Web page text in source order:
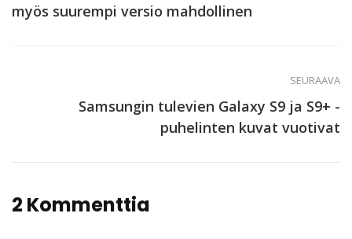
myös suurempi versio mahdollinen
SEURAAVA
Samsungin tulevien Galaxy S9 ja S9+ -
puhelinten kuvat vuotivat
2 Kommenttia